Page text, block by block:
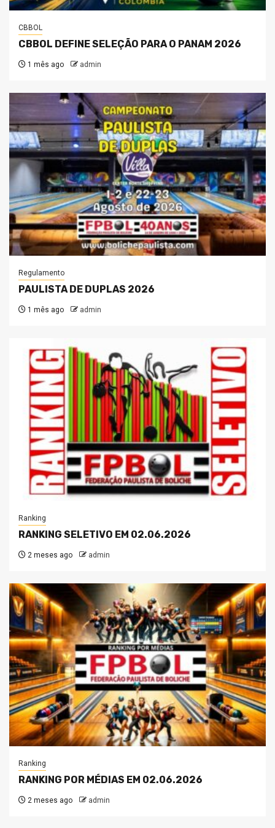
CBBOL
CBBOL DEFINE SELEÇÃO PARA O PANAM 2026
1 mês ago admin
Regulamento
PAULISTA DE DUPLAS 2026
1 mês ago admin
Ranking
RANKING SELETIVO EM 02.06.2026
2 meses ago admin
Ranking
RANKING POR MÉDIAS EM 02.06.2026
2 meses ago admin